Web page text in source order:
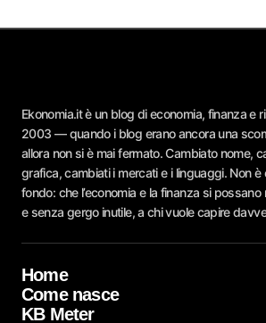
Ekonomia.it è un blog di economia, finanza e
2003 — quando i blog erano ancora una
allora non si è mai fermato. Cambiato nome,
grafica, cambiati i mercati e i linguaggi. Non è
fondo: che l’economia e la finanza si
e senza gergo inutile, a chi vuole capire
Home
Come nasce
KB Meter